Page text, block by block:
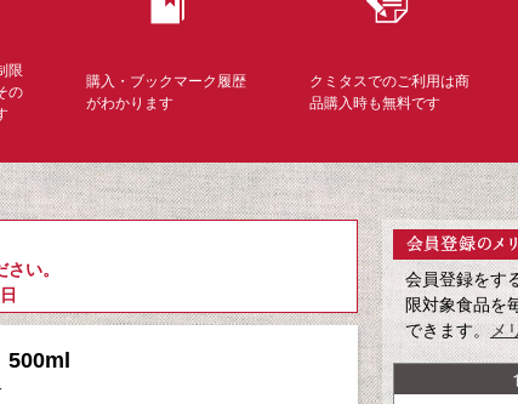
限
の
購入・ブックマーク履歴
がわかります
クミタスでのご利用は商
品購入時も無料です
い。
500ml
会員登録をす
限対象食品を
できます。メ